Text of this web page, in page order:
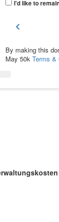
I'd like to
chevron_left
By making this
May 50k Terms &